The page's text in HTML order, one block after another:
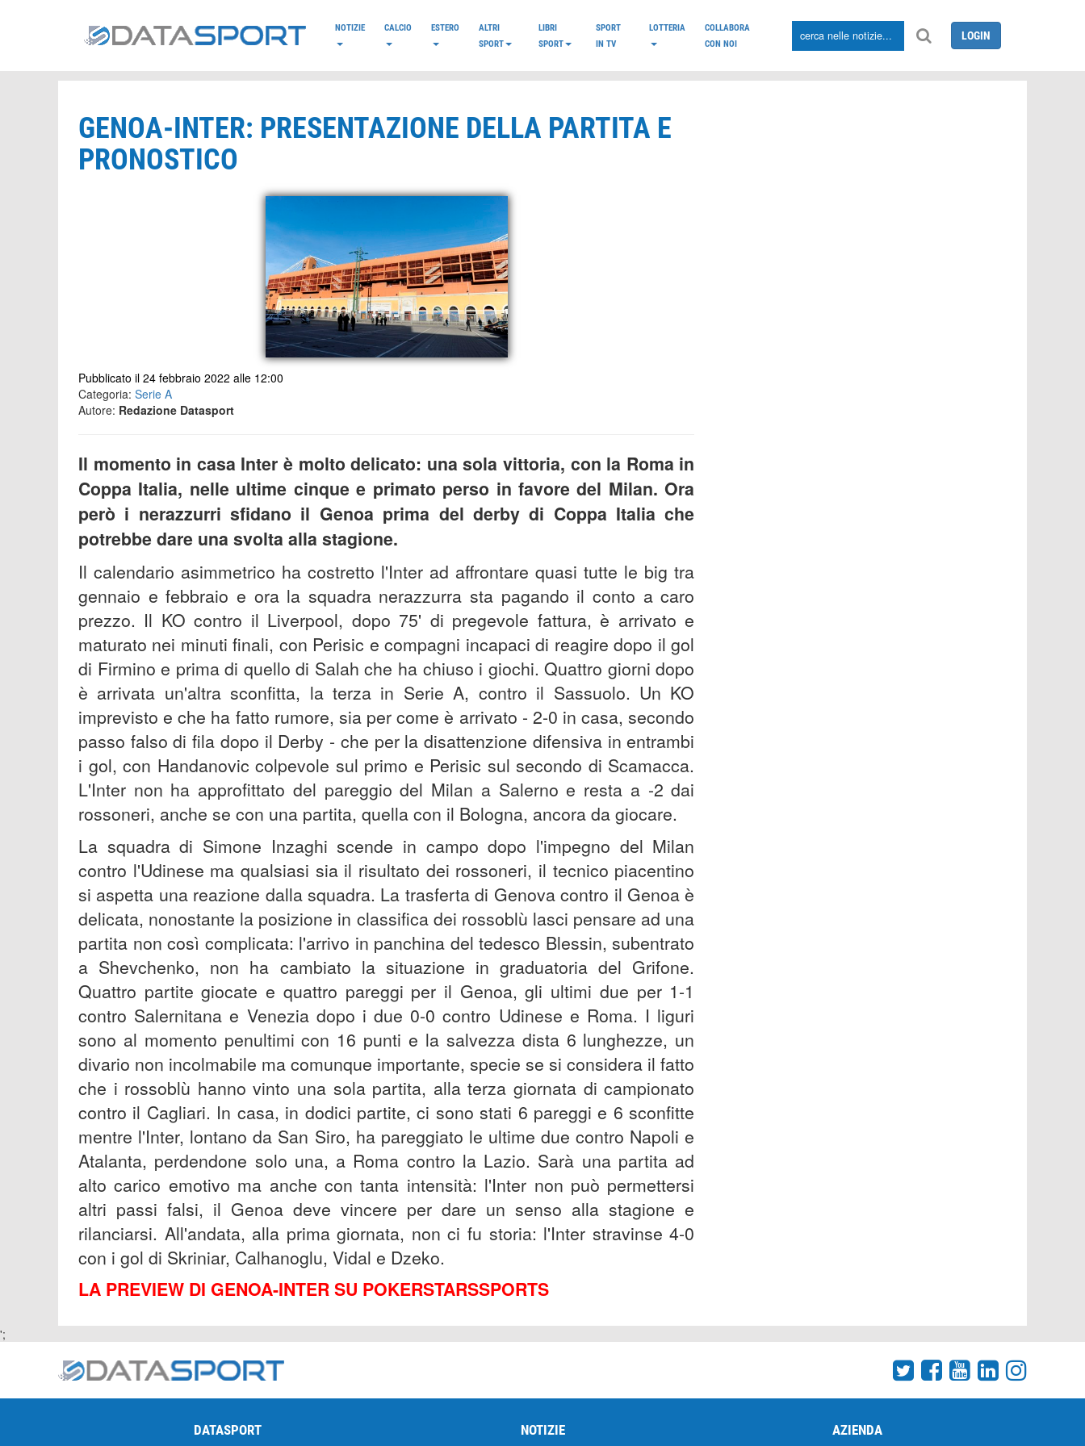
NOTIZIE CALCIO ESTERO
ALTRI
SPORT
LIBRI
SPORT
SPORT
IN TV
LOTTERIA
COLLABORA
CON NOI
LOGIN
GENOA-INTER: PRESENTAZIONE DELLA PARTITA E
PRONOSTICO
Pubblicato il 24 febbraio 2022 alle 12:00
Categoria: Serie A
Autore: Redazione Datasport
Il momento in casa Inter è molto delicato: una sola vittoria, con la Roma in
Coppa Italia, nelle ultime cinque e primato perso in favore del Milan. Ora
però i nerazzurri sfidano il Genoa prima del derby di Coppa Italia che
potrebbe dare una svolta alla stagione.
Il calendario asimmetrico ha costretto l'Inter ad affrontare quasi tutte le big tra
gennaio e febbraio e ora la squadra nerazzurra sta pagando il conto a caro
prezzo. Il KO contro il Liverpool, dopo 75' di pregevole fattura, è arrivato e
maturato nei minuti finali, con Perisic e compagni incapaci di reagire dopo il gol
di Firmino e prima di quello di Salah che ha chiuso i giochi. Quattro giorni dopo
è arrivata un'altra sconfitta, la terza in Serie A, contro il Sassuolo. Un KO
imprevisto e che ha fatto rumore, sia per come è arrivato - 2-0 in casa, secondo
passo falso di fila dopo il Derby - che per la disattenzione difensiva in entrambi
i gol, con Handanovic colpevole sul primo e Perisic sul secondo di Scamacca.
L'Inter non ha approfittato del pareggio del Milan a Salerno e resta a -2 dai
rossoneri, anche se con una partita, quella con il Bologna, ancora da giocare.
La squadra di Simone Inzaghi scende in campo dopo l'impegno del Milan
contro l'Udinese ma qualsiasi sia il risultato dei rossoneri, il tecnico piacentino
si aspetta una reazione dalla squadra. La trasferta di Genova contro il Genoa è
delicata, nonostante la posizione in classifica dei rossoblù lasci pensare ad una
partita non così complicata: l'arrivo in panchina del tedesco Blessin, subentrato
a Shevchenko, non ha cambiato la situazione in graduatoria del Grifone.
Quattro partite giocate e quattro pareggi per il Genoa, gli ultimi due per 1-1
contro Salernitana e Venezia dopo i due 0-0 contro Udinese e Roma. I liguri
sono al momento penultimi con 16 punti e la salvezza dista 6 lunghezze, un
divario non incolmabile ma comunque importante, specie se si considera il fatto
che i rossoblù hanno vinto una sola partita, alla terza giornata di campionato
contro il Cagliari. In casa, in dodici partite, ci sono stati 6 pareggi e 6 sconfitte
mentre l'Inter, lontano da San Siro, ha pareggiato le ultime due contro Napoli e
Atalanta, perdendone solo una, a Roma contro la Lazio. Sarà una partita ad
alto carico emotivo ma anche con tanta intensità: l'Inter non può permettersi
altri passi falsi, il Genoa deve vincere per dare un senso alla stagione e
rilanciarsi. All'andata, alla prima giornata, non ci fu storia: l'Inter stravinse 4-0
con i gol di Skriniar, Calhanoglu, Vidal e Dzeko.
LA PREVIEW DI GENOA-INTER SU POKERSTARSSPORTS
';
DATASPORT NOTIZIE AZIENDA